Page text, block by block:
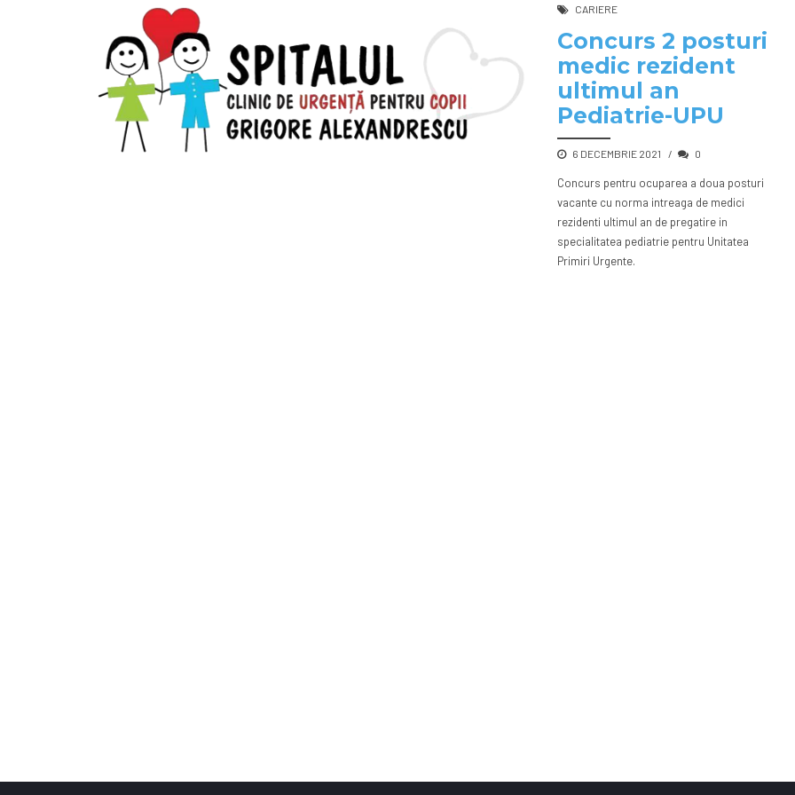
CARIERE
Concurs 2 posturi
medic rezident
ultimul an
Pediatrie-UPU
6 DECEMBRIE 2021 0
Concurs pentru ocuparea a doua posturi
vacante cu norma intreaga de medici
rezidenti ultimul an de pregatire in
specialitatea pediatrie pentru Unitatea
Primiri Urgente.